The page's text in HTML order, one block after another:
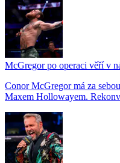
McGregor po operaci věří v
Conor McGregor má za
Maxem Hollowayem.